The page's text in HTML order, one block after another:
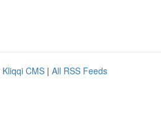
Kliqqi CMS | All RSS Feeds